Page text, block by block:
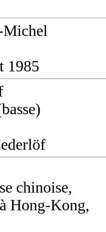
Michel
1985
chinoise,
Hong-Kong,